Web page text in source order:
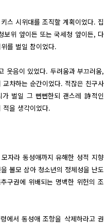
스 시위대를 조직할 계획이었다. 집
보위 앞이든 또는 국세청 앞이든, 다
를 벌일 참이었다.
웃음이 있었다. 두려움과 부끄러움,
차하는 순간이었다. 적잖은 친구사
벌일 그 뻔뻔한되 괜스레 詩적인
을 생각이었다.
자라 동성애까지 유해한 성적 지향
볼모 삼아 청소년의 정체성을 난도
구권에 위배되는 명백한 위헌의 조
에서 동성애 조항을 삭제하라고 권